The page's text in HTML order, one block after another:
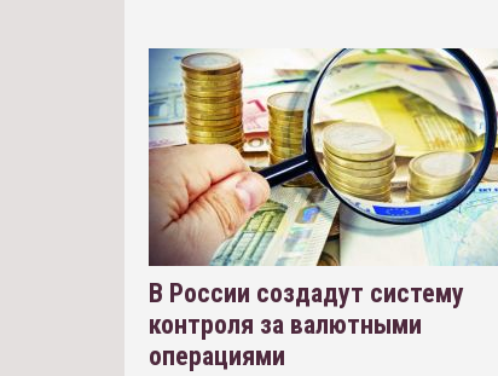
В России создадут систему
контроля за валютными
операциями